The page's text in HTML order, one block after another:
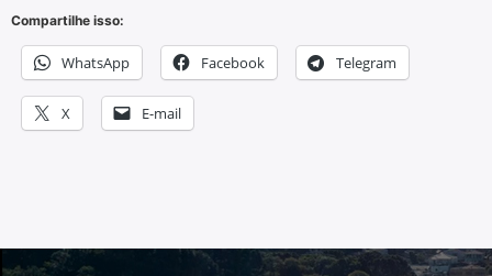
Compartilhe isso:
WhatsApp Facebook Telegram
X E-mail